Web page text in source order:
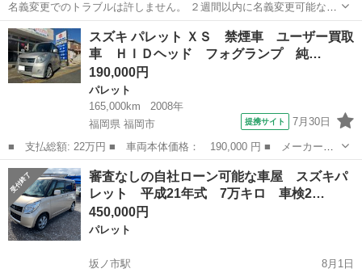
名義変更でのトラブルは許しません。 ２週間以内に名義変更可能な方
のみコメント、現車確認して下さい。 仕事柄ジモティからの通知はオ
フにしています。 返答が遅れる事が有ります。 ご了承下さい。 キャ
ンセル癖のある方はコメント...
大分 中津市 パレット ブレーキローター
スズキ パレット ＸＳ 禁煙車 ユーザー買取
車 ＨＩＤヘッド フォグランプ 純…
190,000円
パレット
165,000km
2008年
福岡県 福岡市
提携サイト 7月30日
■ 支払総額: 22万円 ■ 車両本体価格： 190,000 円 ■ メーカー
名： スズキ ■ 車種名： パレット ■ グレード名： ＸＳ 禁煙
車 ユーザー買取車 ＨＩＤヘッド フォグランプ 純正フルエア
ロ スマートキー ...
福岡 福岡市 パレット
審査なしの自社ローン可能な車屋 スズキパ
レット 平成21年式 7万キロ 車検2…
450,000円
パレット
坂ノ市駅
8月1日